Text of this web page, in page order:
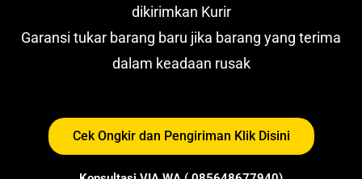
dikirimkan Kurir
Garansi tukar barang baru jika barang yang terima
dalam keadaan rusak
Cek Ongkir dan Pengiriman Klik Disini